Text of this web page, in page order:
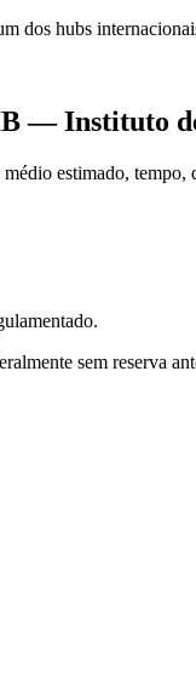
dos hubs
— Instituto
estimado,
sem reserva